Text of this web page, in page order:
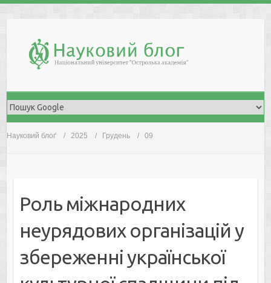
Науковий блоґ 2025 Грудень 09
Роль міжнародних
неурядових організацій у
збереженні української